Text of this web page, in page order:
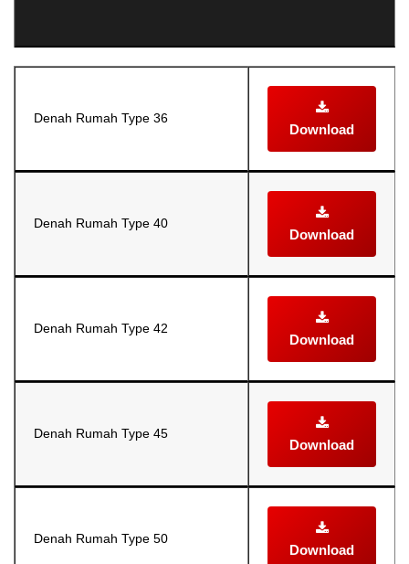
Denah Rumah Type 36
Download
Denah Rumah Type 40
Download
Denah Rumah Type 42
Download
Denah Rumah Type 45
Download
Denah Rumah Type 50
Download